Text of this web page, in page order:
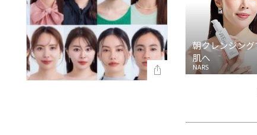
朝クレンジン
肌へ
NARS